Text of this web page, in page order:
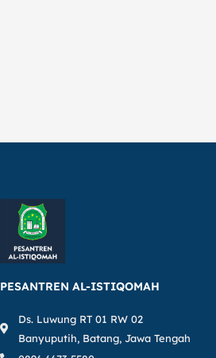
PESANTREN AL-ISTIQOMAH
Ds. Luwung RT 01 RW 02
Banyuputih, Batang, Jawa Tengah